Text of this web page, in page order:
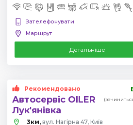
Зателефонувати
Маршрут
Детальніше
Рекомендовано
Автосервіс OILER
Лук'янівка
3км, вул. Нагірна 47, Київ